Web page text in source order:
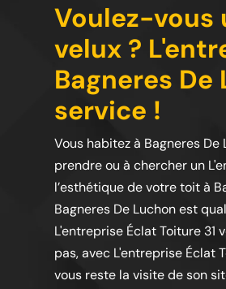
Voulez-
velux ?
Bagneres De
service !
Vous habitez à Bagneres
prendre ou à chercher un
l’esthétique de votre toit à
Bagneres De Luchon est
L'entreprise Éclat Toiture 31
pas, avec L'entreprise Éclat
vous reste la visite de son